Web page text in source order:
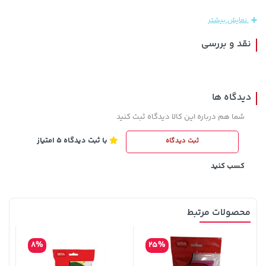
68,080,000 تومان خرید
129,000 تومان
نمایش بیشتر
نقد و بررسی
دیدگاه ها
شما هم درباره این کالا دیدگاه ثبت کنید
ثبت دیدگاه با ثبت دیدگاه 5 امتیاز
کسب کنید
محصولات مرتبط
25%
8%